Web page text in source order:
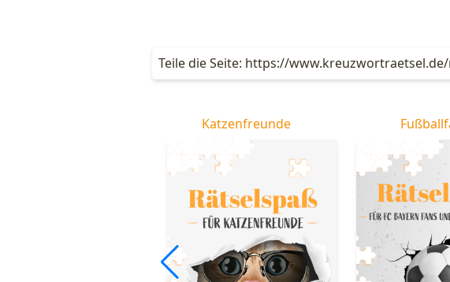
Teile die Seite: https://
Katzenfreunde